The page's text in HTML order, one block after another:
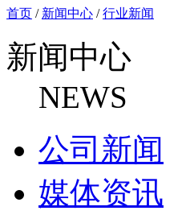
首页 / 新闻中心 /行业新闻
新闻中心
NEWS
公司新闻
媒体资讯